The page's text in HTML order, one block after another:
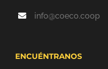
info@coeco.coop
ENCUÉNTRANOS